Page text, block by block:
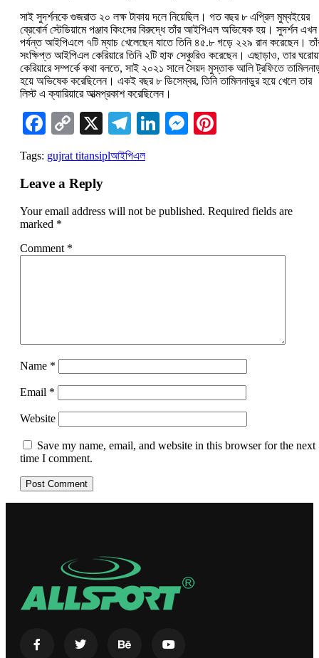
সাই সুদর্শনকে গুজরাত ২০ লক্ষ টাকায় দলে নিয়েছিল। গত বছর ৮ এপ্রিল মুম্বইয়ের
ব্রেবোর্ন স্টেডিয়ামে পঞ্জাব কিংসের বিরুদ্ধে তাঁর আইপিএল অভিষেক হয়। সুদর্শন এখন
পর্যন্ত আইপিএলে ৭টি ম্যাচ খেলেছেন যাতে তিনি ৪৫.৮ গড়ে ২২৯ রান করেছেন।
সংক্ষিপ্ত আইপিএল কেরিয়ারে তিনি ২টি হাফ সেঞ্চুরিও করেছেন। এছাড়াও, তার
কেরিয়ারে সম্পর্কে কথা বলতে, সাই ২০২১ সালে সৈয়দ মুস্তাক আলি ট্রফিতে
হয়ে অভিষেক করেছিলেন। একই বছর ৮ ডিসেম্বর, তিনি তামিলনাড়ুর হয়ে খেলে তার
লিস্ট এ ক্যারিয়ারে আত্মপ্রকাশ করেছিলেন।
Facebook
Copy
Link
X Telegram
LinkedIn
Messenger
Tags: gujrat titansiplআইপিএল
Leave a Reply
Your email address will not be published. Required fields are
marked *
Comment *
Name *
Email *
Website
Save my name, email, and website in this browser for the next
time I comment.